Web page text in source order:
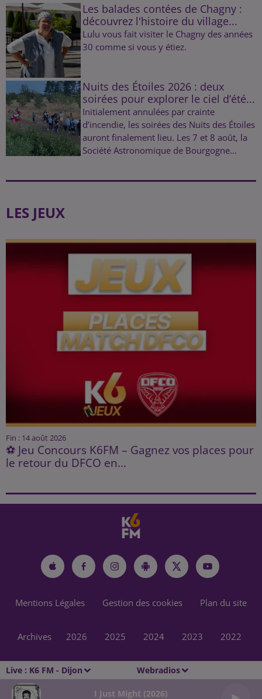
Live : K6 FM - Dijon Webradios
I Just Might (2026)
Les balades contées de Chagny :
découvrez l'histoire du village...
Lulu vous fait visiter le Chagny des années
30 comme si vous y étiez.
Nuits des Étoiles 2026 : deux
soirées pour explorer le ciel d’été...
Initialement annulées par crainte
d’incendie, les soirées des Nuits des Étoiles
auront finalement lieu. Les 7 et 8 août, la
Société Astronomique de Bourgogne...
LES JEUX
Fin : 14 août 2026
⚽ Jeu Concours K6FM – Gagnez vos places pour
le retour du DFCO en...
Mentions Légales Gestion des cookies Plan du site
Archives 2026 2025 2024 2023 2022